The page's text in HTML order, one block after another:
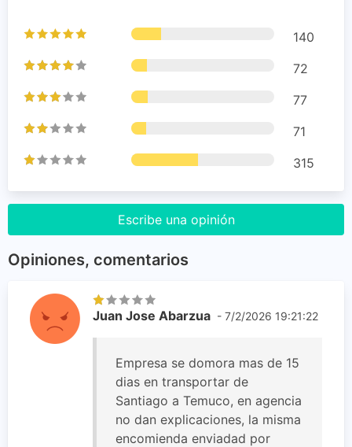
140
72
77
71
315
Escribe una opinión
Opiniones, comentarios
Juan Jose Abarzua - 7/2/2026 19:21:22
Empresa se domora mas de 15
dias en transportar de
Santiago a Temuco, en agencia
no dan explicaciones, la misma
encomienda enviadad por